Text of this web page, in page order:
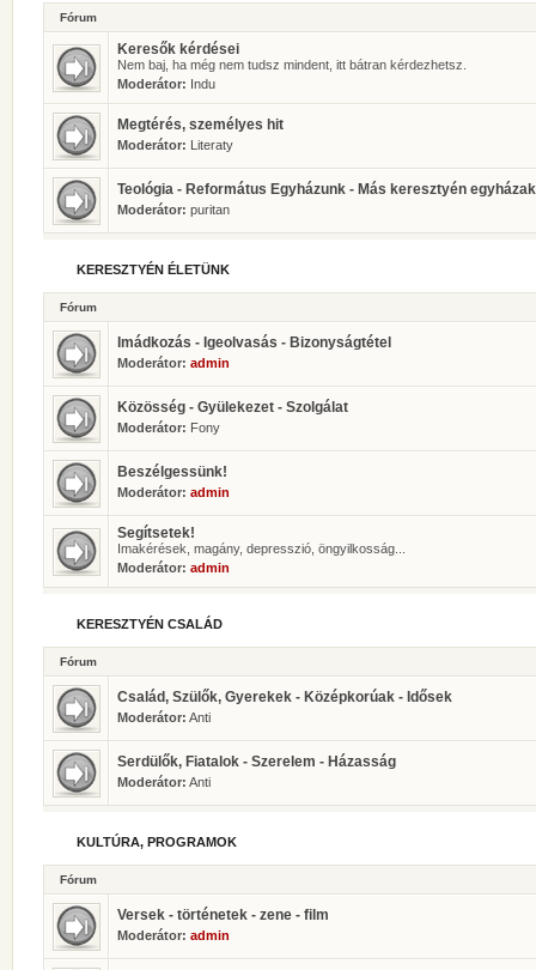
Fórum
Keresők kérdései
Nem baj, ha még nem tudsz mindent, itt bátran kérdezhetsz.
Moderátor: Indu
Megtérés, személyes hit
Moderátor: Literaty
Teológia - Református Egyházunk - Más keresztyén egyházak
Moderátor: puritan
KERESZTYÉN ÉLETÜNK
Fórum
Imádkozás - Igeolvasás - Bizonyságtétel
Moderátor: admin
Közösség - Gyülekezet - Szolgálat
Moderátor: Fony
Beszélgessünk!
Moderátor: admin
Segítsetek!
Imakérések, magány, depresszió, öngyilkosság...
Moderátor: admin
KERESZTYÉN CSALÁD
Fórum
Család, Szülők, Gyerekek - Középkorúak - Idősek
Moderátor: Anti
Serdülők, Fiatalok - Szerelem - Házasság
Moderátor: Anti
KULTÚRA, PROGRAMOK
Fórum
Versek - történetek - zene - film
Moderátor: admin